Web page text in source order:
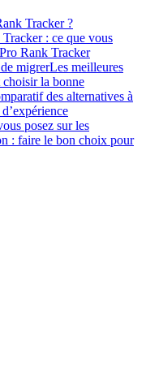
Tracker ?
: ce que vous
Rank Tracker
migrerLes meilleures
la bonne
des alternatives à
posez sur les
: faire le bon choix pour